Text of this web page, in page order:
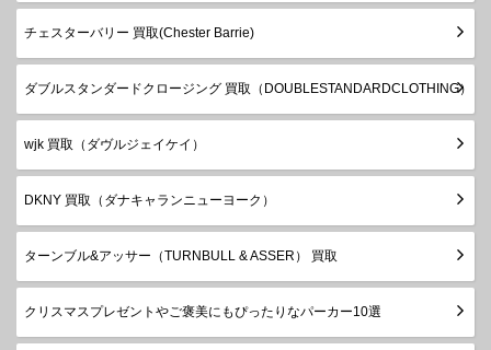
チェスターバリー 買取(Chester Barrie)
ダブルスタンダードクロージング 買取（DOUBLESTANDARDCLOTHING）
wjk 買取（ダヴルジェイケイ）
DKNY 買取（ダナキャランニューヨーク）
ターンブル&アッサー（TURNBULL & ASSER） 買取
クリスマスプレゼントやご褒美にもぴったりなパーカー10選